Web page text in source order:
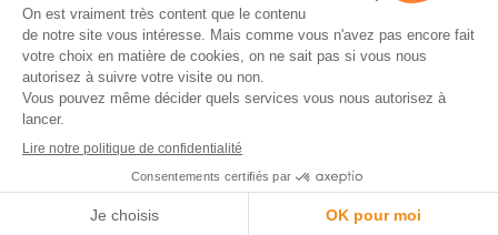
Le gestionnaire paie et RH, gardien
de la conformité avec Sage Espace
Employés
Le rôle d'un gestionnaire de paie va au-delà de
l'émission des fiches de paie. En effet, il y a un
véritable travail de recherche, de collecte, de
traitement et de saisie des informations.